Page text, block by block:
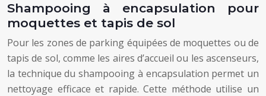
Shampooing à encapsulation pour
moquettes et tapis de sol
Pour les zones de parking équipées de moquettes ou de
tapis de sol, comme les aires d’accueil ou les ascenseurs,
la technique du shampooing à encapsulation permet un
nettoyage efficace et rapide. Cette méthode utilise un